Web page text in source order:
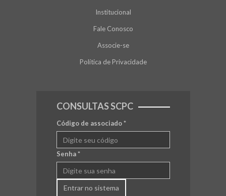
Institucional
Fale Conosco
Associe-se
Política de Privacidade
CONSULTAS SCPC
Código de associado*
Senha*
Entrar no sistema